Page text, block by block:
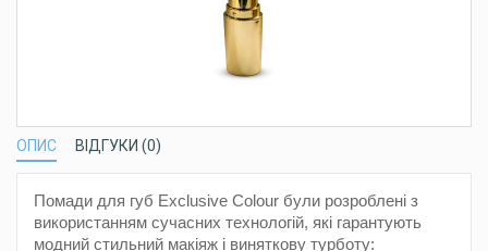
ОПИС ВІДГУКИ (0)
Помади для губ Exclusive Colour були розроблені з
використанням сучасних технологій, які гарантують
модний стильний макіяж і виняткову турботу: